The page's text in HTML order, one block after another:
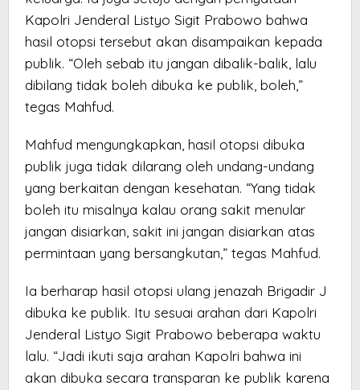
Kapolri Jenderal Listyo Sigit Prabowo bahwa
hasil otopsi tersebut akan disampaikan kepada
publik. “Oleh sebab itu jangan dibalik-balik, lalu
dibilang tidak boleh dibuka ke publik, boleh,”
tegas Mahfud.
Mahfud mengungkapkan, hasil otopsi dibuka
publik juga tidak dilarang oleh undang-undang
yang berkaitan dengan kesehatan. “Yang tidak
boleh itu misalnya kalau orang sakit menular
jangan disiarkan, sakit ini jangan disiarkan atas
permintaan yang bersangkutan,” tegas Mahfud.
Ia berharap hasil otopsi ulang jenazah Brigadir J
dibuka ke publik. Itu sesuai arahan dari Kapolri
Jenderal Listyo Sigit Prabowo beberapa waktu
lalu. “Jadi ikuti saja arahan Kapolri bahwa ini
akan dibuka secara transparan ke publik karena